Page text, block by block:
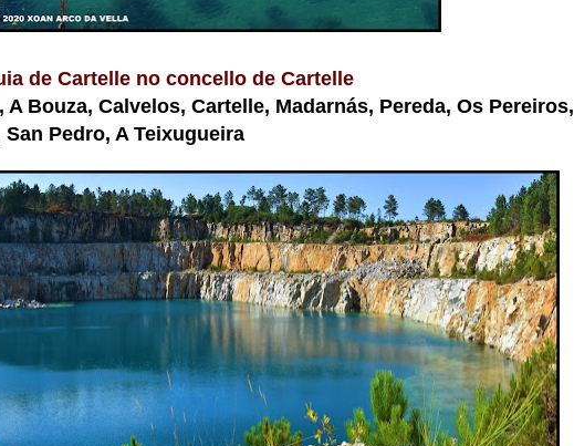
de Cartelle no concello de Cartelle
Bouza, Calvelos, Cartelle, Madarnás, Pereda, Os Pereiros,
Pedro, A Teixugueira